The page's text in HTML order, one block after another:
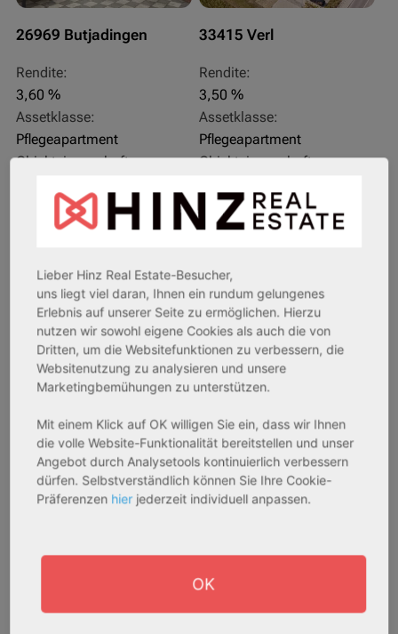
26969 Butjadingen
Rendite:
3,60 %
Assetklasse:
Pflegeapartment
Objekteigenschaft:
Gesamtfläche:
41,59 m² - 62,15 m²
233.556,67 € - 349.016,67 €
33415 Verl
Rendite:
3,50 %
Assetklasse:
Pflegeapartment
Objekteigenschaft:
Gesamtfläche:
50,95 m² - 56,21 m²
AfA Degressive 5,00 %
Rendite:
Sofortmiete
Rendite:
4,07 %
Lieber Hinz Real Estate-Besucher,
uns liegt viel daran, Ihnen ein rundum gelungenes
Erlebnis auf unserer Seite zu ermöglichen. Hierzu
nutzen wir sowohl eigene Cookies als auch die von
Dritten, um die Websitefunktionen zu verbessern, die
Websitenutzung zu analysieren und unsere
Marketingbemühungen zu unterstützen.
Mit einem Klick auf OK willigen Sie ein, dass wir Ihnen
die volle Website-Funktionalität bereitstellen und unser
Angebot durch Analysetools kontinuierlich verbessern
dürfen. Selbstverständlich können Sie Ihre Cookie-
Präferenzen hier jederzeit individuell anpassen.
OK